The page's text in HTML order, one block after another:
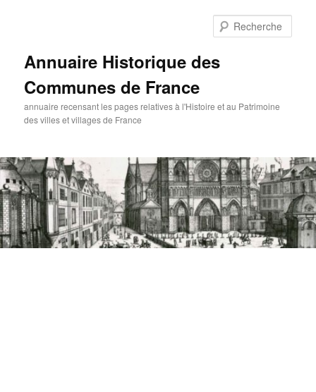
Annuaire Historique des
Communes de France
annuaire recensant les pages relatives à l'Histoire et au Patrimoine
des villes et villages de France